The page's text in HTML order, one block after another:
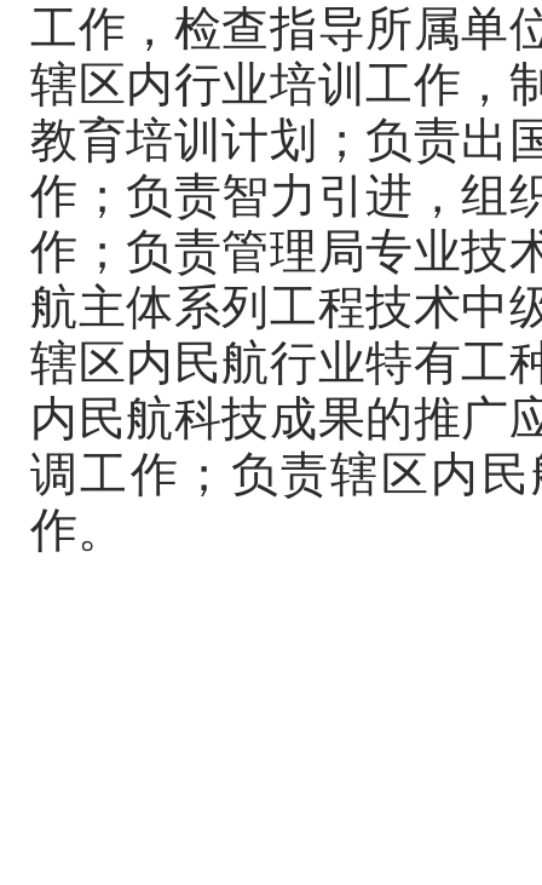
工作，检查指导所属单
辖区内行业培训工作，
教育培训计划；负责出
作；负责智力引进，组
作；负责管理局专业技
航主体系列工程技术中
辖区内民航行业特有工
内民航科技成果的推广
调工作；负责辖区内
作。